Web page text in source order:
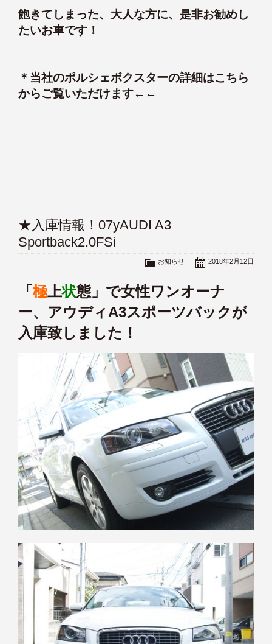
飽きてしまった、大人な方に、是非お勧めし
たいお車です！
＊ 当社のポルシェボクスターの詳細はこちら
からご覧いただけます←←
★入庫情報！07yAUDI A3
Sportback2.0FSi
2018年2月12日
お知らせ
「 極上状態」で女性ワンオーナ
ー、アウディA3スポーツバックが
入庫致しました！